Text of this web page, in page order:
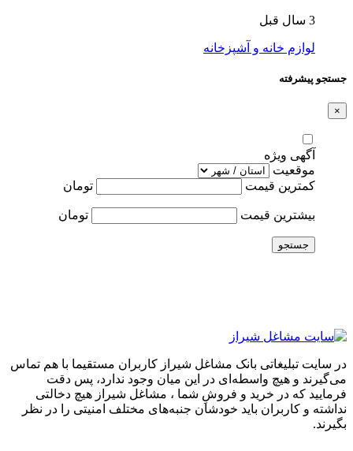
3 سال قبل
لوازم خانه و آشپزخانه
جستجو پیشرفته
×
آگهی ویژه
موقعیت
کمترین قیمت
تومان
بیشترین قیمت تومان
جستجو
در سایت تبلیغاتی بانک مشاغل شیراز کاربران مستقیما با هم تماس
می‌گیرند و هیچ واسطه‌ای در این میان وجود ندارد، پس دقت
فرمایید که در خرید و فروشِ شما ، مشاغل شیراز هیچ دخالتی
نداشته و کاربران باید خودشان جنبه‌های مختلف امنیتی را در نظر
بگیرند.